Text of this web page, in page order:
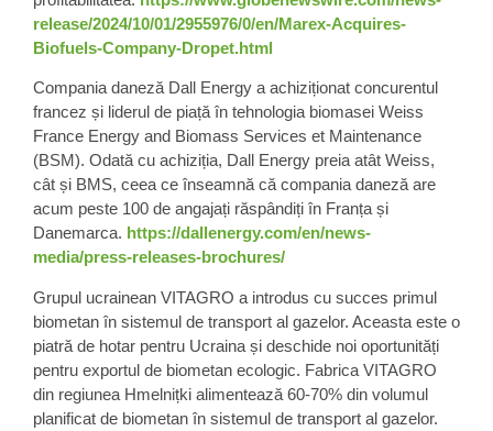
release/2024/10/01/2955976/0/en/Marex-Acquires-
Biofuels-Company-Dropet.html
Compania daneză Dall Energy a achiziționat concurentul
francez și liderul de piață în tehnologia biomasei Weiss
France Energy and Biomass Services et Maintenance
(BSM). Odată cu achiziția, Dall Energy preia atât Weiss,
cât și BMS, ceea ce înseamnă că compania daneză are
acum peste 100 de angajați răspândiți în Franța și
Danemarca. https://dallenergy.com/en/news-
media/press-releases-brochures/
Grupul ucrainean VITAGRO a introdus cu succes primul
biometan în sistemul de transport al gazelor. Aceasta este o
piatră de hotar pentru Ucraina și deschide noi oportunități
pentru exportul de biometan ecologic. Fabrica VITAGRO
din regiunea Hmelnițki alimentează 60-70% din volumul
planificat de biometan în sistemul de transport al gazelor.